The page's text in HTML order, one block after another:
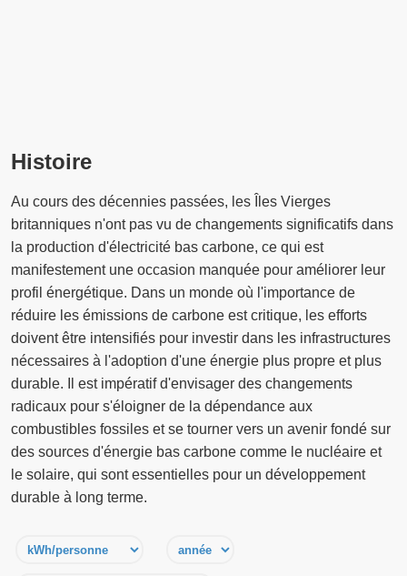
Histoire
Au cours des décennies passées, les Îles Vierges
britanniques n'ont pas vu de changements significatifs dans
la production d'électricité bas carbone, ce qui est
manifestement une occasion manquée pour améliorer leur
profil énergétique. Dans un monde où l'importance de
réduire les émissions de carbone est critique, les efforts
doivent être intensifiés pour investir dans les infrastructures
nécessaires à l'adoption d'une énergie plus propre et plus
durable. Il est impératif d'envisager des changements
radicaux pour s'éloigner de la dépendance aux
combustibles fossiles et se tourner vers un avenir fondé sur
des sources d'énergie bas carbone comme le nucléaire et
le solaire, qui sont essentielles pour un développement
durable à long terme.